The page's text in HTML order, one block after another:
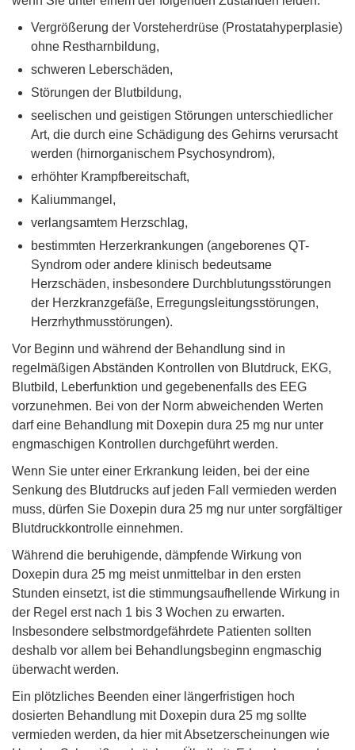
Vergrößerung der Vorsteherdrüse (Prostatahyperplasie)
ohne Restharnbildung,
schweren Leberschäden,
Störungen der Blutbildung,
seelischen und geistigen Störungen unterschiedlicher
Art, die durch eine Schädigung des Gehirns verursacht
werden (hirnorganischem Psychosyndrom),
erhöhter Krampfbereitschaft,
Kaliummangel,
verlangsamtem Herzschlag,
bestimmten Herzerkrankungen (angeborenes QT-
Syndrom oder andere klinisch bedeutsame
Herzschäden, insbesondere Durchblutungsstörungen
der Herzkranzgefäße, Erregungsleitungsstörungen,
Herzrhythmusstörungen).
Vor Beginn und während der Behandlung sind in
regelmäßigen Abständen Kontrollen von Blutdruck, EKG,
Blutbild, Leberfunktion und gegebenenfalls des EEG
vorzunehmen. Bei von der Norm abweichenden Werten
darf eine Behandlung mit Doxepin dura 25 mg nur unter
engmaschigen Kontrollen durchgeführt werden.
Wenn Sie unter einer Erkrankung leiden, bei der eine
Senkung des Blutdrucks auf jeden Fall vermieden werden
muss, dürfen Sie Doxepin dura 25 mg nur unter sorgfältiger
Blutdruckkontrolle einnehmen.
Während die beruhigende, dämpfende Wirkung von
Doxepin dura 25 mg meist unmittelbar in den ersten
Stunden einsetzt, ist die stimmungsaufhellende Wirkung in
der Regel erst nach 1 bis 3 Wochen zu erwarten.
Insbesondere selbstmordgefährdete Patienten sollten
deshalb vor allem bei Behandlungsbeginn engmaschig
überwacht werden.
Ein plötzliches Beenden einer längerfristigen hoch
dosierten Behandlung mit Doxepin dura 25 mg sollte
vermieden werden, da hier mit Absetzerscheinungen wie